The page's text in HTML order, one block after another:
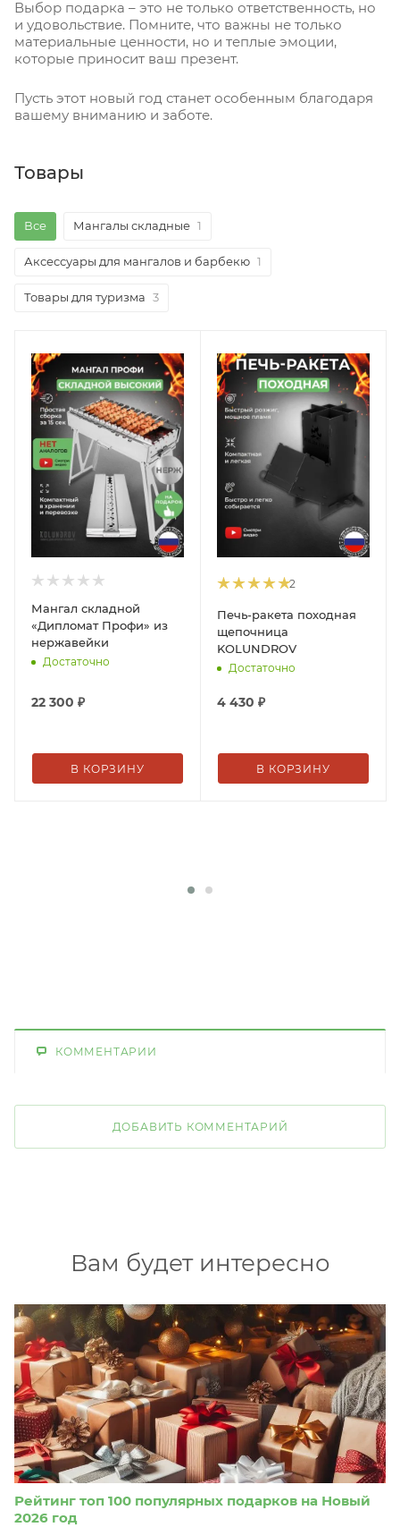
Выбор подарка – это не только ответственность, но
и удовольствие. Помните, что важны не только
материальные ценности, но и теплые эмоции,
которые приносит ваш презент.
Пусть этот новый год станет особенным благодаря
вашему вниманию и заботе.
Товары
Все Мангалы складные 1
Аксессуары для мангалов и барбекю 1
Товары для туризма 3
Мангал складной
«Дипломат Профи» из
нержавейки
Достаточно
22 300 ₽
В КОРЗИНУ
2
Печь-ракета походная
щепочница
KOLUNDROV
Достаточно
4 430 ₽
В КОРЗИНУ
КОММЕНТАРИИ
ДОБАВИТЬ КОММЕНТАРИЙ
Вам будет интересно
Рейтинг топ 100 популярных подарков на Новый
2026 год